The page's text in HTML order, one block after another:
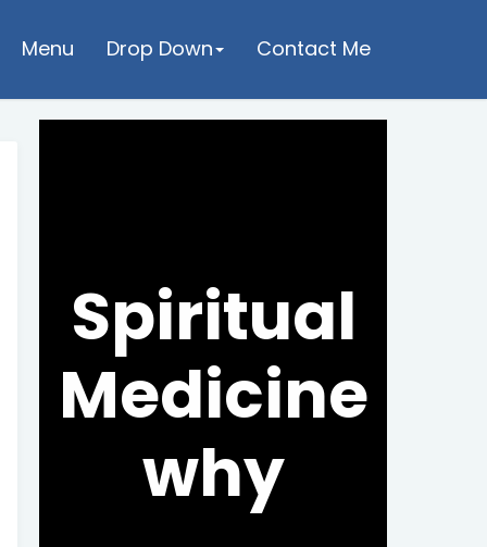
Menu Drop Down Contact Me
Spiritual
Medicine
why